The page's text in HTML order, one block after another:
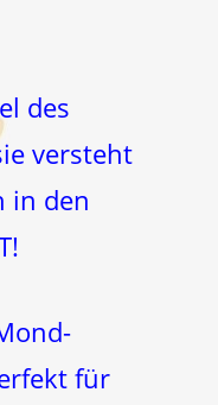
des
versteht
in den
für